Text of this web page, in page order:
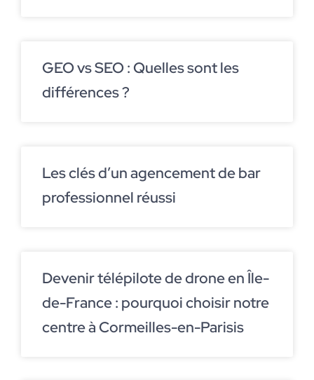
GEO vs SEO : Quelles sont les
différences ?
Les clés d’un agencement de bar
professionnel réussi
Devenir télépilote de drone en Île-
de-France : pourquoi choisir notre
centre à Cormeilles-en-Parisis